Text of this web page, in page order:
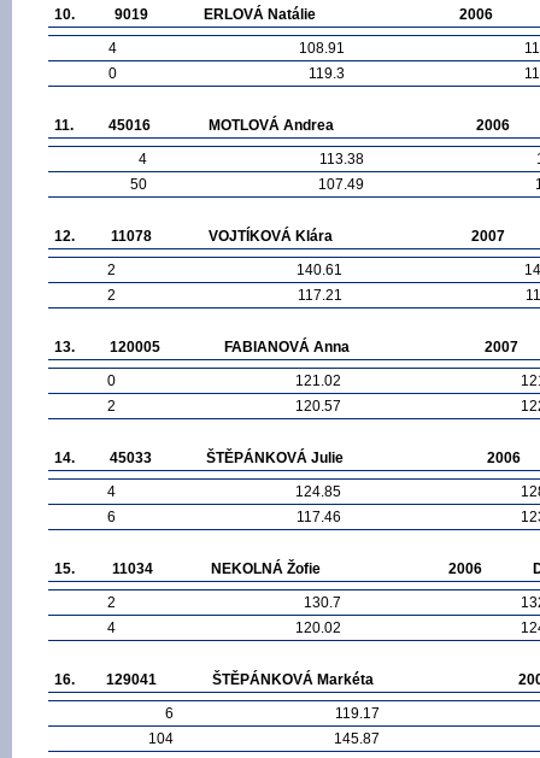
10. 9019 ERLOVÁ Natálie
2006
4
108.91
0
119.3
11. 45016 MOTLOVÁ Andrea
2006
4
113.38
50
107.49
12. 11078 VOJTÍKOVÁ Klára
2007
2
140.61
2
117.21
13. 120005 FABIANOVÁ Anna
2007
0
121.02
2
120.57
14. 45033 ŠTĚPÁNKOVÁ Julie
2006
4
124.85
6
117.46
15. 11034 NEKOLNÁ Žofie 2006
2
130.7
4
120.02
16. 129041 ŠTĚPÁNKOVÁ Markéta
6
119.17
104
145.87